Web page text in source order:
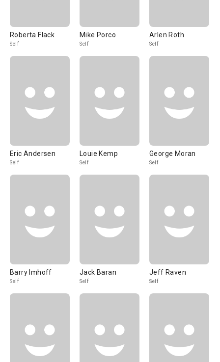
Roberta Flack
Self
Mike Porco
Self
Arlen Roth
Self
Eric Andersen
Self
Louie Kemp
Self
George Moran
Self
Barry Imhoff
Self
Jack Baran
Self
Jeff Raven
Self